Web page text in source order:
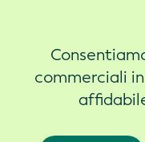
commerciali